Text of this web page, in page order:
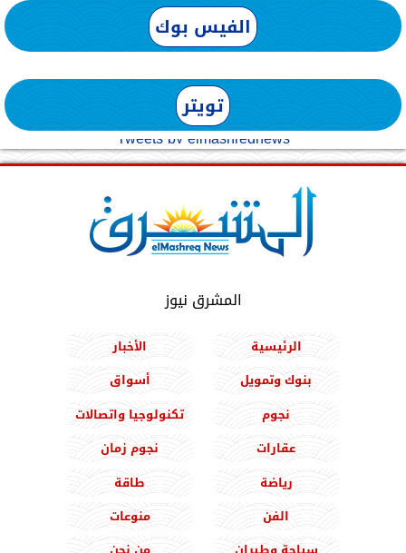
الفيس بوك
تويتر
Tweets by elmashreqnews
المشرق نيوز
الرئيسية
الأخبار
بنوك وتمويل
أسواق
نجوم
تكنولوجيا واتصالات
عقارات
نجوم زمان
رياضة
طاقة
الفن
منوعات